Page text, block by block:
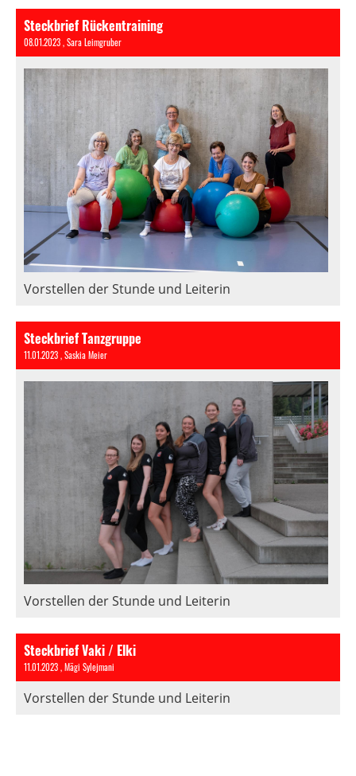
Steckbrief Rückentraining
08.01.2023, Sara Leimgruber
Vorstellen der Stunde und Leiterin
Steckbrief Tanzgruppe
11.01.2023, Saskia Meier
Vorstellen der Stunde und Leiterin
Steckbrief Vaki / Elki
11.01.2023, Mägi Sylejmani
Vorstellen der Stunde und Leiterin